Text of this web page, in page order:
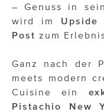
– Genuss in
wird im
Post zum
Ganz nach der
meets modern
Cuisine ein
Pistachio New